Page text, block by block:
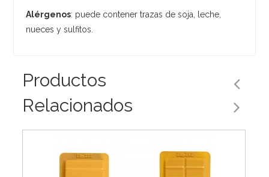
Alérgenos: puede contener trazas de soja, leche,
nueces y sulfitos.
Productos
Relacionados